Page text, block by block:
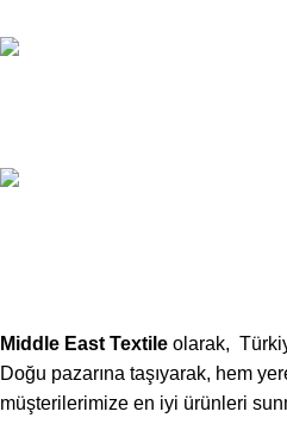
Middle East Textile olarak,
Doğu pazarına taşıyarak, hem
müşterilerimize en iyi ürünleri